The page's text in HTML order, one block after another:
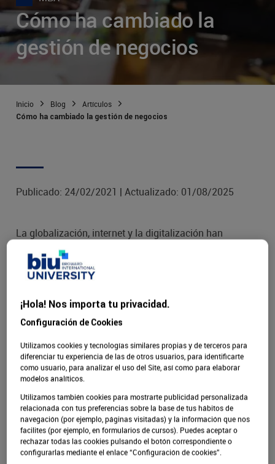
Cómo ha cambiado la
gestión de negocios
Inicio Blog Artículos
Cómo ha cambiado la gestión de negocios
Publicado: 24/02/2021 | Actualizado: 01/08/2025
La globalización, internet y la digitalización han
transformado las relaciones entre personas y
empresas. La gestión empresarial ya no es una suma
de procesos jerarquizados centrados en el
organizaciones son una especie de “ser vivo” en
continuo proceso de cambio y retroalimentación.
El nuevo escenario evidencia aspectos necesarios
como la adaptación a la incertidumbre y el uso de la
tecnología para estar al día en un mundo
hiperconectado donde los cambios se producen
prácticamente a diario. De hecho, la resolución de
problemas está integrada en la actividad de los
gestores de negocios y hay que estar preparados para
asumir y sortear con éxito todos estos retos.
¡Hola! Nos importa tu privacidad.
Configuración de Cookies
Utilizamos cookies y tecnologías similares propias y de terceros para
diferenciar tu experiencia de las de otros usuarios, para identificarte
como usuario, para analizar el uso del Site, así como para elaborar
modelos analíticos.
Utilizamos también cookies para mostrarte publicidad personalizada
relacionada con tus preferencias sobre la base de tus hábitos de
navegación (por ejemplo, páginas visitadas) y la información que nos
facilites (por ejemplo, en formularios de cursos). Puedes aceptar o
rechazar todas las cookies pulsando el botón correspondiente o
configurarlas mediante el enlace “Configuración de cookies”.